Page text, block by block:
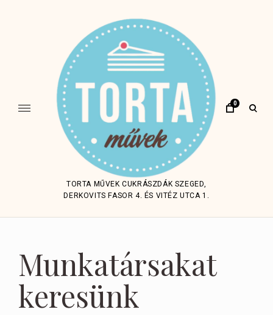
TORTA MŰVEK CUKRÁSZDÁK SZEGED,
DERKOVITS FASOR 4. ÉS VITÉZ UTCA 1.
0
open
Munkatársakat
keresünk